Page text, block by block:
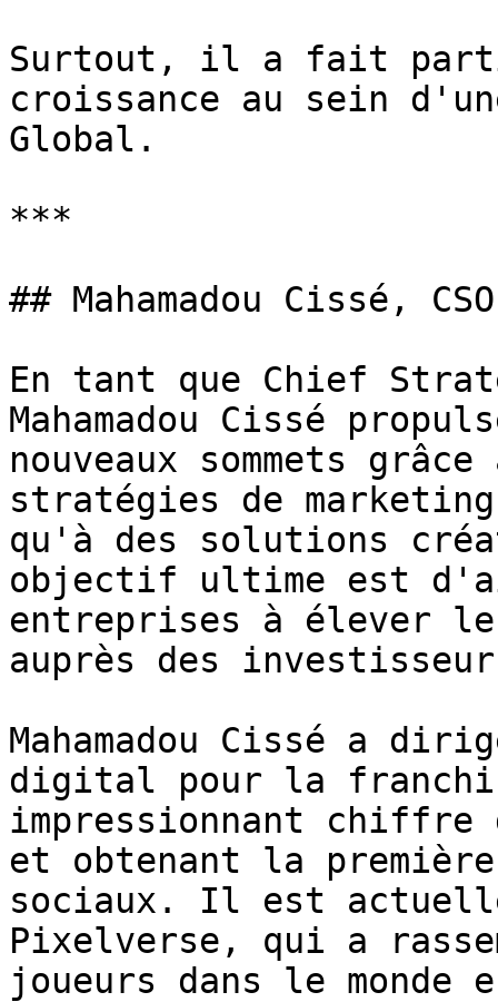
Surtout, il a fait
croissance au sein
Global.
***
## Mahamadou Cissé, CSO
En tant que Chief
Mahamadou Cissé
nouveaux sommets
stratégies de
qu'à des solutions
objectif ultime est
entreprises à élever
auprès des
Mahamadou Cissé a
digital pour la
impressionnant
et obtenant la
sociaux. Il est
Pixelverse, qui a
joueurs dans le monde